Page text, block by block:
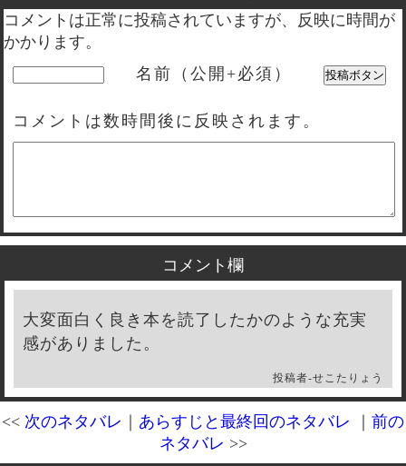
コメントは正常に投稿されていますが、反映に時間が
かかります。
名前（公開+必須）
コメントは数時間後に反映されます。
コメント欄
大変面白く良き本を読了したかのような充実
感がありました。
投稿者-せこたりょう
<< 次のネタバレ あらすじと最終回のネタバレ
前の
ネタバレ >>